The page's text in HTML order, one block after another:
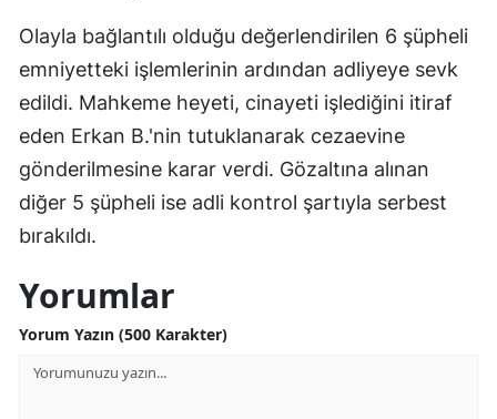
Olayla bağlantılı olduğu değerlendirilen 6 şüpheli
emniyetteki işlemlerinin ardından adliyeye sevk
edildi. Mahkeme heyeti, cinayeti işlediğini itiraf
eden Erkan B.'nin tutuklanarak cezaevine
gönderilmesine karar verdi. Gözaltına alınan
diğer 5 şüpheli ise adli kontrol şartıyla serbest
bırakıldı.
Yorumlar
Yorum Yazın (500 Karakter)